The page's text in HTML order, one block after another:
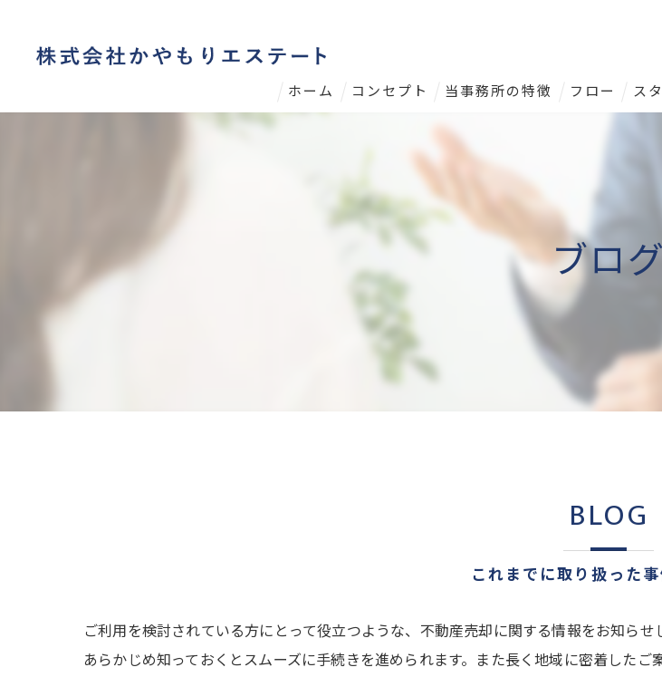
ホーム コンセプト 当事務所の特徴
戸建て
マンション
フロー ス
ブログ
BLOG
これまでに取り扱った
ご利用を検討されている方にとって役立つような、不動産売却に関する情報をお知ら
あらかじめ知っておくとスムーズに手続きを進められます。また長く地域に密着した